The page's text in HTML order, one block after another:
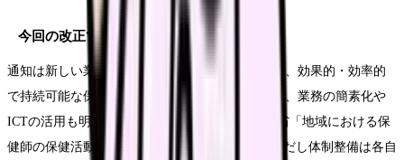
今回の改正で保健師の仕事は増えますか？
通知は新しい業務を一律に追加するものではなく、効果的・効率的
で持続可能な保健活動への重点化を求めるもので、業務の簡素化や
ICTの活用も明記されています(Source: 厚生労働省「地域における保
健師の保健活動について」健生発0515第1号)。ただし体制整備は各自